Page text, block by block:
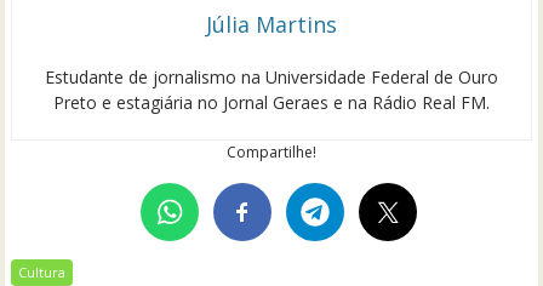
Júlia Martins
Estudante de jornalismo na Universidade Federal de Ouro
Preto e estagiária no Jornal Geraes e na Rádio Real FM.
Compartilhe!
Cultura